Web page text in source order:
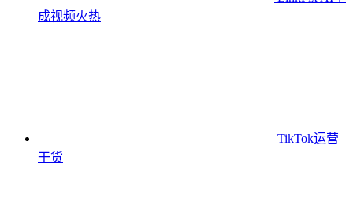
成视频火热
TikTok运营
干货